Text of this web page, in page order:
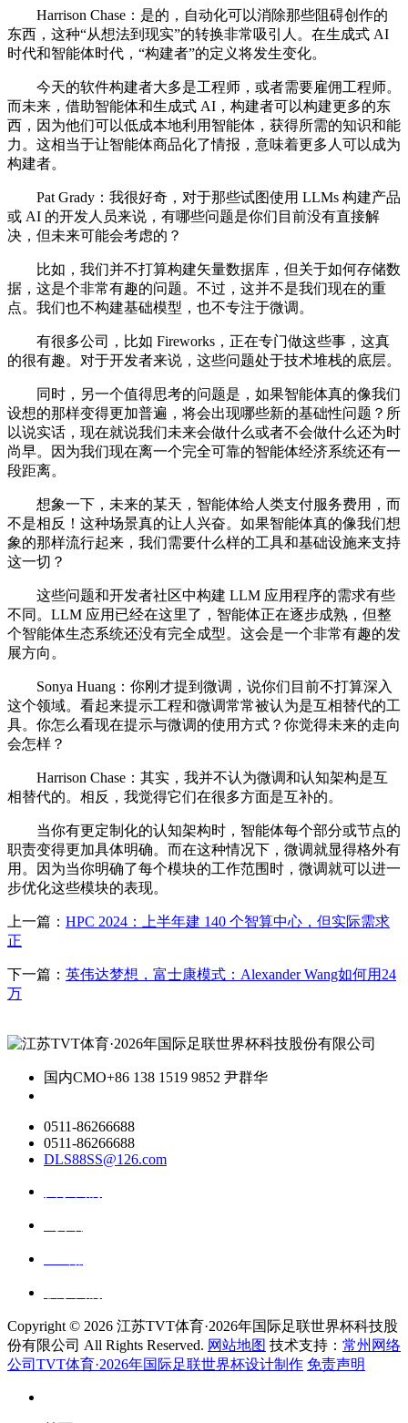
Harrison Chase：是的，自动化可以消除那些阻碍创作的
东西，这种“从想法到现实”的转换非常吸引人。在生成式 AI
时代和智能体时代，“构建者”的定义将发生变化。
今天的软件构建者大多是工程师，或者需要雇佣工程师。
而未来，借助智能体和生成式 AI，构建者可以构建更多的东
西，因为他们可以低成本地利用智能体，获得所需的知识和能
力。这相当于让智能体商品化了情报，意味着更多人可以成为
构建者。
Pat Grady：我很好奇，对于那些试图使用 LLMs 构建产品
或 AI 的开发人员来说，有哪些问题是你们目前没有直接解
决，但未来可能会考虑的？
比如，我们并不打算构建矢量数据库，但关于如何存储数
据，这是个非常有趣的问题。不过，这并不是我们现在的重
点。我们也不构建基础模型，也不专注于微调。
有很多公司，比如 Fireworks，正在专门做这些事，这真
的很有趣。对于开发者来说，这些问题处于技术堆栈的底层。
同时，另一个值得思考的问题是，如果智能体真的像我们
设想的那样变得更加普遍，将会出现哪些新的基础性问题？所
以说实话，现在就说我们未来会做什么或者不会做什么还为时
尚早。因为我们现在离一个完全可靠的智能体经济系统还有一
段距离。
想象一下，未来的某天，智能体给人类支付服务费用，而
不是相反！这种场景真的让人兴奋。如果智能体真的像我们想
象的那样流行起来，我们需要什么样的工具和基础设施来支持
这一切？
这些问题和开发者社区中构建 LLM 应用程序的需求有些
不同。LLM 应用已经在这里了，智能体正在逐步成熟，但整
个智能体生态系统还没有完全成型。这会是一个非常有趣的发
展方向。
Sonya Huang：你刚才提到微调，说你们目前不打算深入
这个领域。看起来提示工程和微调常常被认为是互相替代的工
具。你怎么看现在提示与微调的使用方式？你觉得未来的走向
会怎样？
Harrison Chase：其实，我并不认为微调和认知架构是互
相替代的。相反，我觉得它们在很多方面是互补的。
当你有更定制化的认知架构时，智能体每个部分或节点的
职责变得更加具体明确。而在这种情况下，微调就显得格外有
用。因为当你明确了每个模块的工作范围时，微调就可以进一
步优化这些模块的表现。
上一篇： HPC 2024：上半年建 140 个智算中心，但实际需求
正
下一篇： 英伟达梦想，富士康模式：Alexander Wang如何用24
万
国内CMO+86 138 1519 9852 尹群华
0511-86266688
0511-86266688
DLS88SS@126.com
Copyright © 2026 江苏TVT体育·2026年国际足联世界杯科技股
份有限公司 All Rights Reserved. 网站地图 技术支持： 常州网络
公司TVT体育·2026年国际足联世界杯设计制作 免责声明